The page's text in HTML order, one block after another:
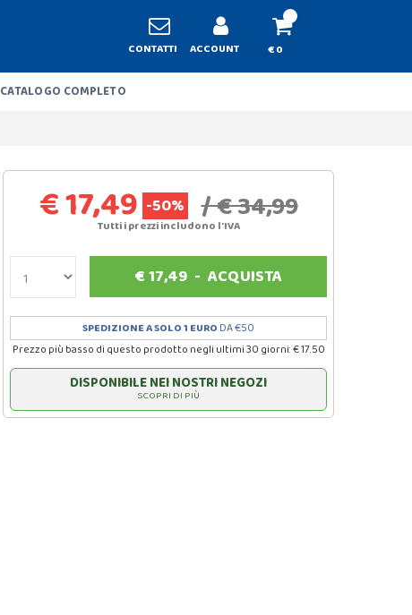
CONTATTI ACCOUNT € 0
CATALOGO COMPLETO
€ 17,49 -50% / € 34,99
Tutti i prezzi includono l'IVA
€17,49- ACQUISTA
SPEDIZIONE A SOLO 1 EURO DA €50
Prezzo più basso di questo prodotto negli ultimi 30 giorni: € 17.50
DISPONIBILE NEI NOSTRI NEGOZI
SCOPRI DI PIÙ